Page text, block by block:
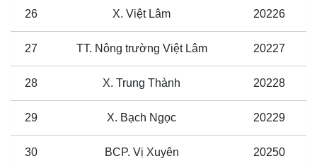
26 X. Việt Lâm 20226
27 TT. Nông trường Việt Lâm 20227
28 X. Trung Thành 20228
29 X. Bạch Ngọc 20229
30 BCP. Vị Xuyên 20250